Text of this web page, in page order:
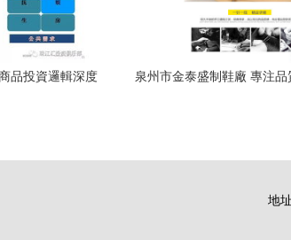
品投資邏輯深度
泉州市金泰盛制鞋廠 專注品
地